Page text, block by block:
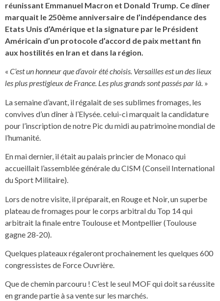
réunissant Emmanuel Macron et Donald Trump. Ce dîner
marquait le 250ème anniversaire de l’indépendance des
Etats Unis d’Amérique et la signature par le Président
Américain d’un protocole d’accord de paix mettant fin
aux hostilités en Iran et dans la région.
« C’est un honneur que d’avoir été choisis. Versailles est un des lieux
les plus prestigieux de France. Les plus grands sont passés par là. »
La semaine d’avant, il régalait de ses sublimes fromages, les
convives d’un dîner à l’Elysée. celui-ci marquait la candidature
pour l’inscription de notre Pic du midi au patrimoine mondial de
l’humanité.
En mai dernier, il était au palais princier de Monaco qui
accueillait l’assemblée générale du CISM (Conseil International
du Sport Militaire).
Lors de notre visite, il préparait, en Rouge et Noir, un superbe
plateau de fromages pour le corps arbitral du Top 14 qui
arbitrait la finale entre Toulouse et Montpellier (Toulouse
gagne 28-20).
Quelques plateaux régaleront prochainement les quelques 600
congressistes de Force Ouvrière.
Que de chemin parcouru ! C’est le seul MOF qui doit sa réussite
en grande partie à sa vente sur les marchés.